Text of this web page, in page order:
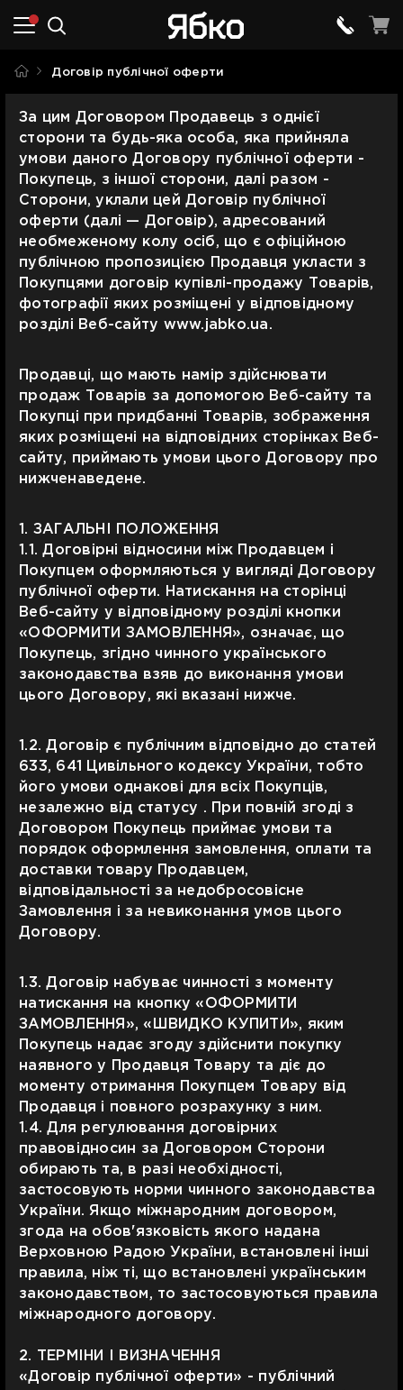
Договір публічної оферти
За цим Договором Продавець з однієї
сторони та будь-яка особа, яка прийняла
умови даного Договору публічної оферти -
Покупець, з іншої сторони, далі разом -
Сторони, уклали цей Договір публічної
оферти (далі — Договір), адресований
необмеженому колу осіб, що є офіційною
публічною пропозицією Продавця укласти з
Покупцями договір купівлі-продажу Товарів,
фотографії яких розміщені у відповідному
розділі Веб-сайту www.jabko.ua.
Продавці, що мають намір здійснювати
продаж Товарів за допомогою Веб-сайту та
Покупці при придбанні Товарів, зображення
яких розміщені на відповідних сторінках Веб-
сайту, приймають умови цього Договору про
нижченаведене.
1. ЗАГАЛЬНІ ПОЛОЖЕННЯ
1.1. Договірні відносини між Продавцем і
Покупцем оформляються у вигляді Договору
публічної оферти. Натискання на сторінці
Веб-сайту у відповідному розділі кнопки
«ОФОРМИТИ ЗАМОВЛЕННЯ», означає, що
Покупець, згідно чинного українського
законодавства взяв до виконання умови
цього Договору, які вказані нижче.
1.2. Договір є публічним відповідно до статей
633, 641 Цивільного кодексу України, тобто
його умови однакові для всіх Покупців,
незалежно від статусу . При повній згоді з
Договором Покупець приймає умови та
порядок оформлення замовлення, оплати та
доставки товару Продавцем,
відповідальності за недобросовісне
Замовлення і за невиконання умов цього
Договору.
1.3. Договір набуває чинності з моменту
натискання на кнопку «ОФОРМИТИ
ЗАМОВЛЕННЯ», «ШВИДКО КУПИТИ», яким
Покупець надає згоду здійснити покупку
наявного у Продавця Товару та діє до
моменту отримання Покупцем Товару від
Продавця і повного розрахунку з ним.
1.4. Для регулювання договірних
правовідносин за Договором Сторони
обирають та, в разі необхідності,
застосовують норми чинного законодавства
України. Якщо міжнародним договором,
згода на обов'язковість якого надана
Верховною Радою України, встановлені інші
правила, ніж ті, що встановлені українським
законодавством, то застосовуються правила
міжнародного договору.
2. ТЕРМІНИ І ВИЗНАЧЕННЯ
«Договір публічної оферти» - публічний